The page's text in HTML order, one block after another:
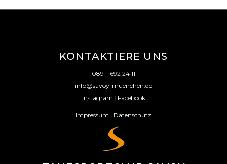
KONTAKTIERE UNS
089 – 692 24 11
info@savoy-muenchen.de
Instagram | Facebook
Impressum | Datenschutz